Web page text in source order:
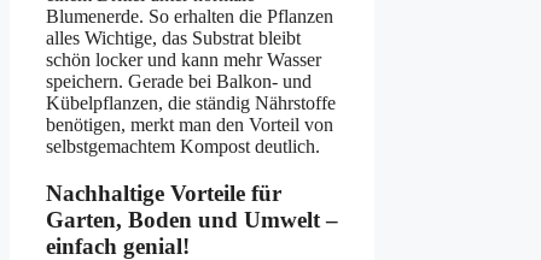
Blumenerde. So erhalten die Pflanzen
alles Wichtige, das Substrat bleibt
schön locker und kann mehr Wasser
speichern. Gerade bei Balkon- und
Kübelpflanzen, die ständig Nährstoffe
benötigen, merkt man den Vorteil von
selbstgemachtem Kompost deutlich.
Nachhaltige Vorteile für
Garten, Boden und Umwelt –
einfach genial!